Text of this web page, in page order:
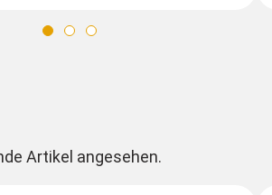
Artikel angesehen.